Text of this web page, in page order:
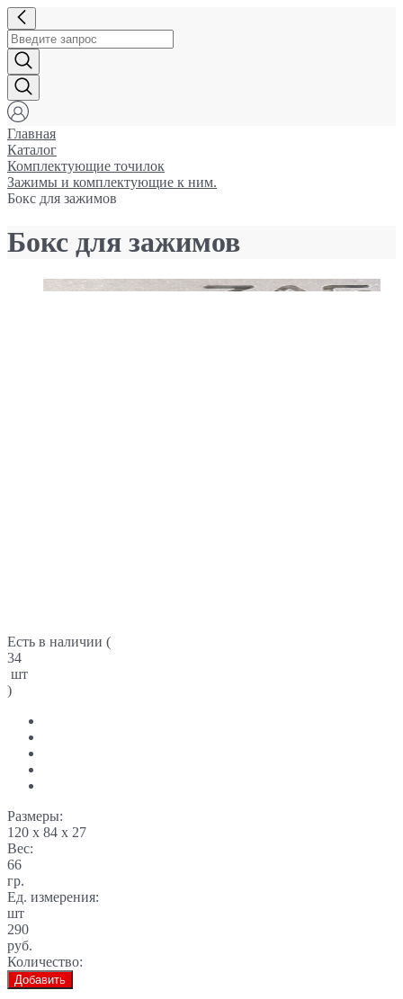
Главная
Каталог
Комплектующие точилок
Зажимы и комплектующие к ним.
Бокс для зажимов
Бокс для зажимов
Есть в наличии (
34
шт
)
Размеры:
120 x 84 x 27
Вес:
66
гр.
Ед. измерения:
шт
290
руб.
Количество:
Добавить